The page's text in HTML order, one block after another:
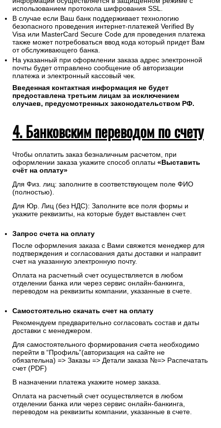
использованием протокола шифрования SSL.
В случае если Ваш банк поддерживает технологию
безопасного проведения интернет-платежей Verified By
Visa или MasterCard Secure Code для проведения платежа
также может потребоваться ввод кода который придет Вам
от обслуживающего банка.
На указанный при оформлении заказа адрес электронной
почты будет отправлено сообщение об авторизации
платежа и электронный кассовый чек.
Введенная контактная информация не будет
предоставлена третьим лицам за исключением
случаев, предусмотренных законодательством РФ.
4. Банковским переводом по счету
Чтобы оплатить заказ безналичным расчетом, при
оформлении заказа укажите способ оплаты «Выставить
счёт на оплату»
Для Физ. лиц: заполните в соответствующем поле ФИО
(полностью).
Для Юр. Лиц (без НДС): Заполните все поля формы и
укажите реквизиты, на которые будет выставлен счет.
Запрос счета на оплату
После оформления заказа с Вами свяжется менеджер для
подтверждения и согласования даты доставки и направит
счет на указанную электронную почту.
Оплата на расчетный счет осуществляется в любом
отделении банка или через сервис онлайн-банкинга,
переводом на реквизиты компании, указанные в счете.
Самостоятельно скачать счет на оплату
Рекомендуем предварительно согласовать состав и даты
доставки с менеджером.
Для самостоятельного формирования счета необходимо
перейти в “Профиль”(авторизация на сайте не
обязательна) => Заказы => Детали заказа №=> Распечатать
счет (PDF)
В назначении платежа укажите номер заказа.
Оплата на расчетный счет осуществляется в любом
отделении банка или через сервис онлайн-банкинга,
переводом на реквизиты компании, указанные в счете.